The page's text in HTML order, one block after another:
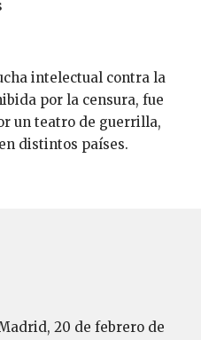
por la censura, fue
un teatro de guerrilla,
distintos países.
20 de febrero de